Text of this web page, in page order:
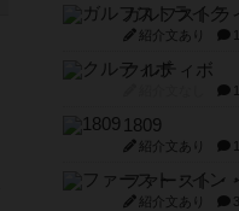
ナタリア・ロハス（Natalia Rojas）
ガルフストラ
紹介文あり
クルティボ
1809
紹介文あり
紹介文あり